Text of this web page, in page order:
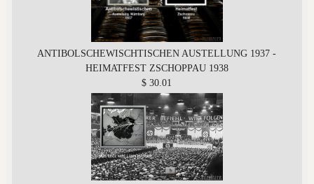
ANTIBOLSCHEWISCHTISCHEN AUSTELLUNG 1937 -
HEIMATFEST ZSCHOPPAU 1938
$ 30.01